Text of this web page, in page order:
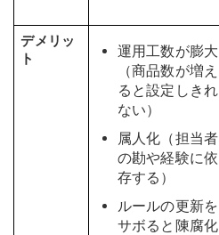
デメリッ
ト
運用工数が膨大
（商品数が増え
ると設定しきれ
ない）
属人化（担当者
の勘や経験に依
存する）
ルールの更新を
サボると陳腐化